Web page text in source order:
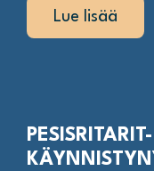
Lue lisää